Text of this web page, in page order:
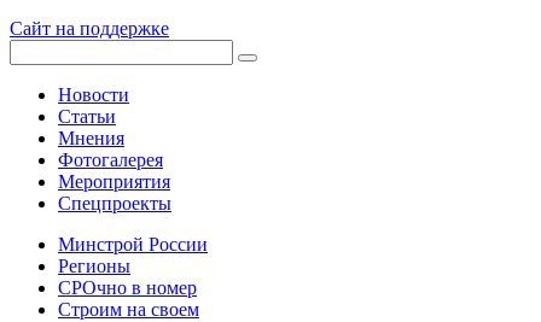
Сайт на поддержке
Новости
Статьи
Мнения
Фотогалерея
Мероприятия
Спецпроекты
Минстрой России
Регионы
СРОчно в номер
Строим на своем